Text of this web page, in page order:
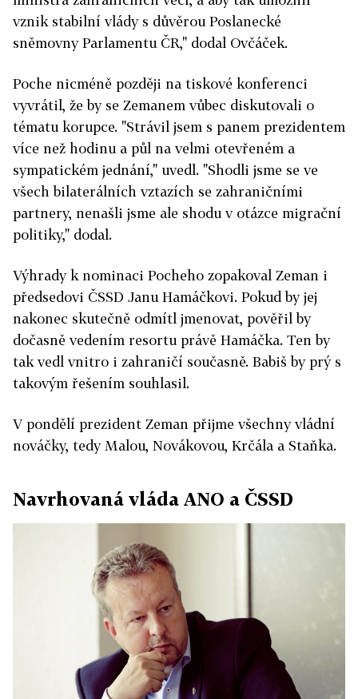
vznik stabilní vlády s důvěrou Poslanecké
sněmovny Parlamentu ČR," dodal Ovčáček.
Poche nicméně později na tiskové konferenci
vyvrátil, že by se Zemanem vůbec diskutovali o
tématu korupce. "Strávil jsem s panem prezidentem
více než hodinu a půl na velmi otevřeném a
sympatickém jednání," uvedl. "Shodli jsme se ve
všech bilaterálních vztazích se zahraničními
partnery, nenašli jsme ale shodu v otázce migrační
politiky," dodal.
Výhrady k nominaci Pocheho zopakoval Zeman i
předsedovi ČSSD Janu Hamáčkovi. Pokud by jej
nakonec skutečně odmítl jmenovat, pověřil by
dočasně vedením resortu právě Hamáčka. Ten by
tak vedl vnitro i zahraničí současně. Babiš by prý s
takovým řešením souhlasil.
V pondělí prezident Zeman přijme všechny vládní
nováčky, tedy Malou, Novákovou, Krčála a Staňka.
Navrhovaná vláda ANO a ČSSD